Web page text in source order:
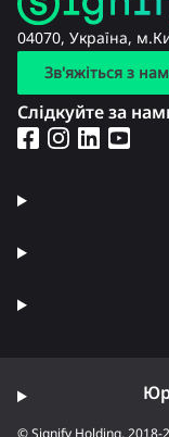
04070, Україна,
Зв'яжіться з
Слідкуйте за
© Signify Holding, 2018-